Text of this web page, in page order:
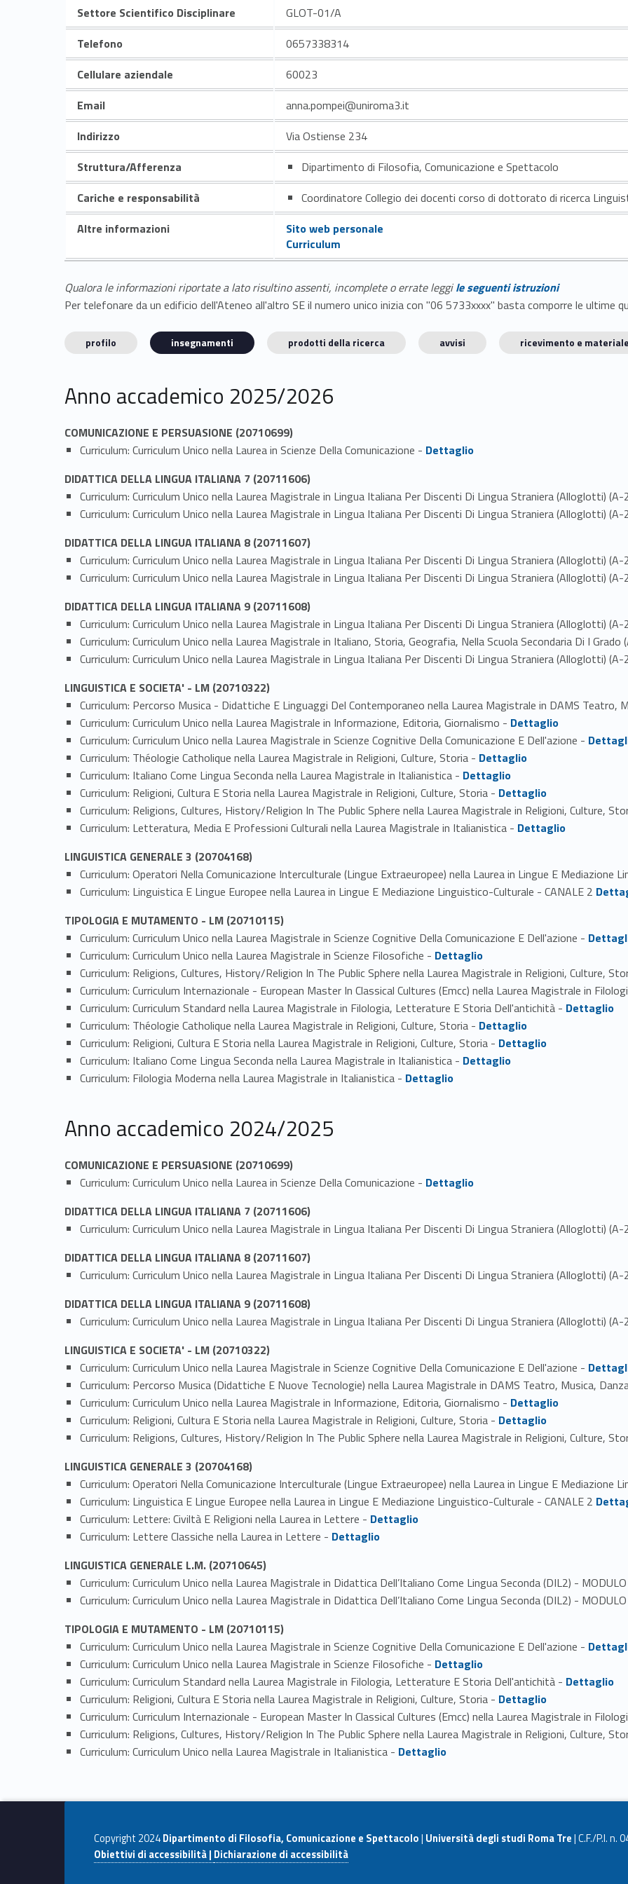
Settore Scientifico Disciplinare
GLOT-01/A
Telefono
0657338314
Cellulare aziendale
60023
Email
anna.pompei@uniroma3.it
Indirizzo
Via Ostiense 234
Struttura/Afferenza
Dipartimento di Filosofia, Comunicazione e Spettacolo
Cariche e responsabilità
Coordinatore Collegio dei docenti corso di dottorato di ricerca
Altre informazioni
Sito web personale
Curriculum
Qualora le informazioni riportate a lato risultino assenti, incomplete o errate leggile seguenti istruzioni
Per telefonare da un edificio dell'Ateneo all'altro SE il numero unico inizia con "06 5733xxxx" basta comporre le ultime
profilo insegnamenti prodotti della ricerca avvisi ricevimento e
Anno accademico 2025/2026
COMUNICAZIONE E PERSUASIONE (20710699)
Curriculum: Curriculum Unico nella Laurea in Scienze Della Comunicazione - Link identifier #identifier_person_40981-1
Dettaglio
DIDATTICA DELLA LINGUA ITALIANA 7 (20711606)
Curriculum: Curriculum Unico nella Laurea Magistrale in Lingua Italiana Per Discenti Di Lingua Straniera (Alloglotti)
Curriculum: Curriculum Unico nella Laurea Magistrale in Lingua Italiana Per Discenti Di Lingua Straniera (Alloglotti)
DIDATTICA DELLA LINGUA ITALIANA 8 (20711607)
Curriculum: Curriculum Unico nella Laurea Magistrale in Lingua Italiana Per Discenti Di Lingua Straniera (Alloglotti)
Curriculum: Curriculum Unico nella Laurea Magistrale in Lingua Italiana Per Discenti Di Lingua Straniera (Alloglotti)
DIDATTICA DELLA LINGUA ITALIANA 9 (20711608)
Curriculum: Curriculum Unico nella Laurea Magistrale in Lingua Italiana Per Discenti Di Lingua Straniera (Alloglotti)
Curriculum: Curriculum Unico nella Laurea Magistrale in Italiano, Storia, Geografia, Nella Scuola Secondaria Di I
Curriculum: Curriculum Unico nella Laurea Magistrale in Lingua Italiana Per Discenti Di Lingua Straniera (Alloglotti)
LINGUISTICA E SOCIETA' - LM (20710322)
Curriculum: Percorso Musica - Didattiche E Linguaggi Del Contemporaneo nella Laurea Magistrale in DAMS Teatro,
Curriculum: Curriculum Unico nella Laurea Magistrale in Informazione, Editoria, Giornalismo - Link identifier #identifier_person_112336-2
Dettaglio
Curriculum: Curriculum Unico nella Laurea Magistrale in Scienze Cognitive Della Comunicazione E Dell'azione - Link identifier #identifier_person_124588-3
Curriculum: Théologie Catholique nella Laurea Magistrale in Religioni, Culture, Storia - Link identifier #identifier_person_131316-4
Dettaglio
Curriculum: Italiano Come Lingua Seconda nella Laurea Magistrale in Italianistica - Link identifier #identifier_person_115360-5
Dettaglio
Curriculum: Religioni, Cultura E Storia nella Laurea Magistrale in Religioni, Culture, Storia - Link identifier #identifier_person_33696-6
Dettaglio
Curriculum: Religions, Cultures, History/Religion In The Public Sphere nella Laurea Magistrale in Religioni, Culture,
Curriculum: Letteratura, Media E Professioni Culturali nella Laurea Magistrale in Italianistica - Link identifier #identifier_person_90493-8
Dettaglio
LINGUISTICA GENERALE 3 (20704168)
Curriculum: Operatori Nella Comunicazione Interculturale (Lingue Extraeuropee) nella Laurea in Lingue E Mediazione
Curriculum: Linguistica E Lingue Europee nella Laurea in Lingue E Mediazione Linguistico-Culturale - CANALE 2 Link identifier #identifier_person_89224-2
TIPOLOGIA E MUTAMENTO - LM (20710115)
Curriculum: Curriculum Unico nella Laurea Magistrale in Scienze Cognitive Della Comunicazione E Dell'azione - Link identifier #identifier_person_156017-1
Curriculum: Curriculum Unico nella Laurea Magistrale in Scienze Filosofiche - Link identifier #identifier_person_170670-2
Dettaglio
Curriculum: Religions, Cultures, History/Religion In The Public Sphere nella Laurea Magistrale in Religioni, Culture,
Curriculum: Curriculum Internazionale - European Master In Classical Cultures (Emcc) nella Laurea Magistrale in
Curriculum: Curriculum Standard nella Laurea Magistrale in Filologia, Letterature E Storia Dell'antichità - Link identifier #identifier_person_119052-5
Dettaglio
Curriculum: Théologie Catholique nella Laurea Magistrale in Religioni, Culture, Storia - Link identifier #identifier_person_78695-6
Dettaglio
Curriculum: Religioni, Cultura E Storia nella Laurea Magistrale in Religioni, Culture, Storia - Link identifier #identifier_person_186954-7
Dettaglio
Curriculum: Italiano Come Lingua Seconda nella Laurea Magistrale in Italianistica - Link identifier #identifier_person_179014-8
Dettaglio
Curriculum: Filologia Moderna nella Laurea Magistrale in Italianistica - Link identifier #identifier_person_175448-9
Dettaglio
Anno accademico 2024/2025
COMUNICAZIONE E PERSUASIONE (20710699)
Curriculum: Curriculum Unico nella Laurea in Scienze Della Comunicazione - Link identifier #identifier_person_56431-1
Dettaglio
DIDATTICA DELLA LINGUA ITALIANA 7 (20711606)
Curriculum: Curriculum Unico nella Laurea Magistrale in Lingua Italiana Per Discenti Di Lingua Straniera (Alloglotti)
DIDATTICA DELLA LINGUA ITALIANA 8 (20711607)
Curriculum: Curriculum Unico nella Laurea Magistrale in Lingua Italiana Per Discenti Di Lingua Straniera (Alloglotti)
DIDATTICA DELLA LINGUA ITALIANA 9 (20711608)
Curriculum: Curriculum Unico nella Laurea Magistrale in Lingua Italiana Per Discenti Di Lingua Straniera (Alloglotti)
LINGUISTICA E SOCIETA' - LM (20710322)
Curriculum: Curriculum Unico nella Laurea Magistrale in Scienze Cognitive Della Comunicazione E Dell'azione - Link identifier #identifier_person_125145-1
Curriculum: Percorso Musica (Didattiche E Nuove Tecnologie) nella Laurea Magistrale in DAMS Teatro, Musica,
Curriculum: Curriculum Unico nella Laurea Magistrale in Informazione, Editoria, Giornalismo - Link identifier #identifier_person_46159-3
Dettaglio
Curriculum: Religioni, Cultura E Storia nella Laurea Magistrale in Religioni, Culture, Storia - Link identifier #identifier_person_161679-4
Dettaglio
Curriculum: Religions, Cultures, History/Religion In The Public Sphere nella Laurea Magistrale in Religioni, Culture,
LINGUISTICA GENERALE 3 (20704168)
Curriculum: Operatori Nella Comunicazione Interculturale (Lingue Extraeuropee) nella Laurea in Lingue E Mediazione
Curriculum: Linguistica E Lingue Europee nella Laurea in Lingue E Mediazione Linguistico-Culturale - CANALE 2 Link identifier #identifier_person_38459-2
Curriculum: Lettere: Civiltà E Religioni nella Laurea in Lettere - Link identifier #identifier_person_29865-3
Dettaglio
Curriculum: Lettere Classiche nella Laurea in Lettere - Link identifier #identifier_person_147375-4
Dettaglio
LINGUISTICA GENERALE L.M. (20710645)
Curriculum: Curriculum Unico nella Laurea Magistrale in Didattica Dell’Italiano Come Lingua Seconda (DIL2) -
Curriculum: Curriculum Unico nella Laurea Magistrale in Didattica Dell’Italiano Come Lingua Seconda (DIL2) -
TIPOLOGIA E MUTAMENTO - LM (20710115)
Curriculum: Curriculum Unico nella Laurea Magistrale in Scienze Cognitive Della Comunicazione E Dell'azione - Link identifier #identifier_person_89075-1
Curriculum: Curriculum Unico nella Laurea Magistrale in Scienze Filosofiche - Link identifier #identifier_person_34062-2
Dettaglio
Curriculum: Curriculum Standard nella Laurea Magistrale in Filologia, Letterature E Storia Dell'antichità - Link identifier #identifier_person_163505-3
Dettaglio
Curriculum: Religioni, Cultura E Storia nella Laurea Magistrale in Religioni, Culture, Storia - Link identifier #identifier_person_89563-4
Dettaglio
Curriculum: Curriculum Internazionale - European Master In Classical Cultures (Emcc) nella Laurea Magistrale in
Curriculum: Religions, Cultures, History/Religion In The Public Sphere nella Laurea Magistrale in Religioni, Culture,
Curriculum: Curriculum Unico nella Laurea Magistrale in Italianistica - Link identifier #identifier_person_188862-7
Dettaglio
Copyright 2024Dipartimento di Filosofia, Comunicazione e Spettacolo| Università degli studi Roma Tre| C.F./P.I. n.
Obiettivi di accessibilità | Dichiarazione di accessibilità